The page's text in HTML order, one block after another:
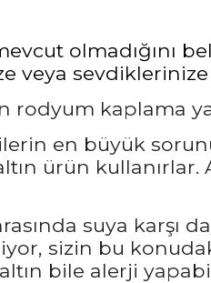
olmadığını
veya
rodyum kaplama
en büyük
ürün
suya karşı
sizin bu
bile alerji